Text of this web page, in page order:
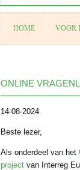
HOME VOOR
ONLINE
14-08-2024
Beste lezer,
Als onderdeel van het
project van Interreg